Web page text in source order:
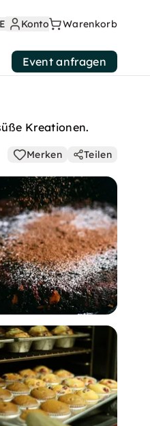
Konto Warenkorb
Event anfragen
Kreationen.
Merken Teilen